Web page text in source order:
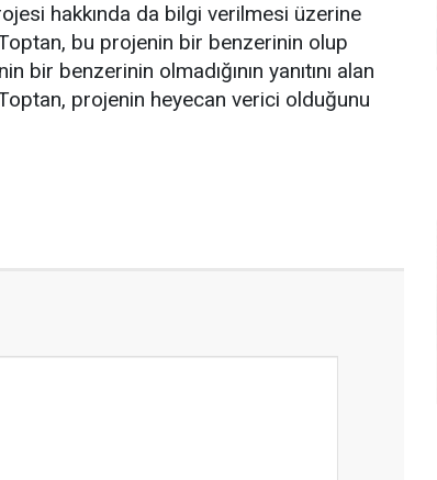
hakkında da bilgi verilmesi üzerine
bu projenin bir benzerinin olup
bir benzerinin olmadığının yanıtını alan
projenin heyecan verici olduğunu